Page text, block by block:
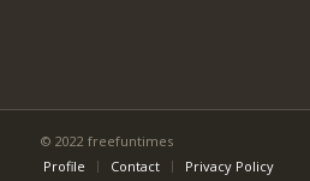
© 2022 freefuntimes
Profile
Contact Privacy Policy